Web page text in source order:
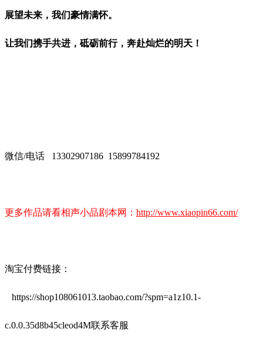
展望未来，我们豪情满怀。
让我们携手共进 ，砥砺前行，奔赴灿烂的明天！
微信/电话 13302907186 15899784192
更多作品请看相声小品剧本网： http://www.xiaopin66.com/
淘宝付费链接：
https://shop108061013.taobao.com/?spm=a1z10.1-
c.0.0.35d8b45cleod4M联系客服